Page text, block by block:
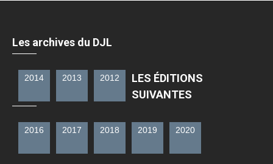
Les archives du DJL
2014 2013 2012
LES ÉDITIONS
SUIVANTES
2016 2017 2018 2019 2020